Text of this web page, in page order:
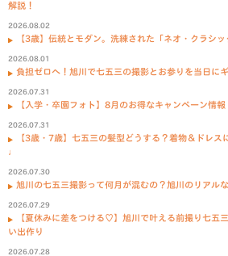
解説！
2026.08.02
【3歳】伝統とモダン。洗練された「ネオ・クラシ
2026.08.01
負担ゼロへ！旭川で七五三の撮影とお参りを当日に
2026.07.31
【入学・卒園フォト】8月のお得なキャンペーン情報
2026.07.31
【3歳・7歳】七五三の髪型どうする？着物＆ドレス
♩
2026.07.30
旭川の七五三撮影って何月が混むの？旭川のリアル
2026.07.29
【夏休みに差をつける♡】旭川で叶える前撮り七五
い出作り
2026.07.28